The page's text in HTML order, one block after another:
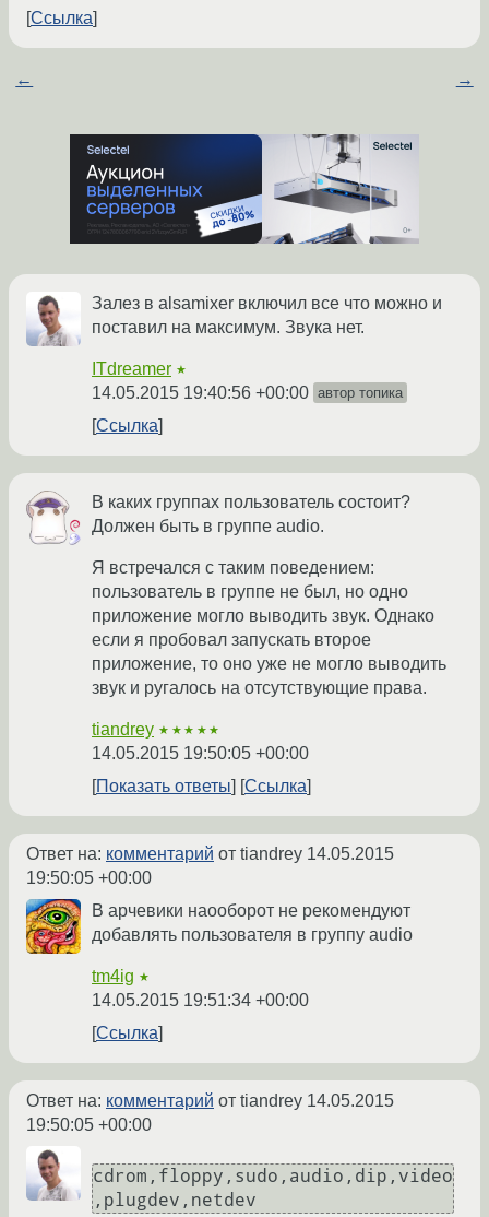
Ссылка
← →
Залез в alsamixer включил все что можно и
поставил на максимум. Звука нет.
ITdreamer ★
14.05.2015 19:40:56 +00:00 автор топика
Ссылка
В каких группах пользователь состоит?
Должен быть в группе audio.
Я встречался с таким поведением:
пользователь в группе не был, но одно
приложение могло выводить звук. Однако
если я пробовал запускать второе
приложение, то оно уже не могло выводить
звук и ругалось на отсутствующие права.
tiandrey ★★★★★
14.05.2015 19:50:05 +00:00
Показать ответы
Ссылка
Ответ на: комментарий от tiandrey 14.05.2015
19:50:05 +00:00
В арчевики наооборот не рекомендуют
добавлять пользователя в группу audio
tm4ig ★
14.05.2015 19:51:34 +00:00
Ссылка
Ответ на: комментарий от tiandrey 14.05.2015
19:50:05 +00:00
cdrom,floppy,sudo,audio,dip,video